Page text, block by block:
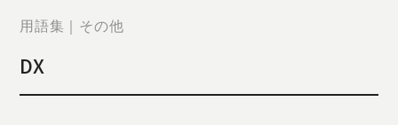
JOURNAL
CONTACT
US
用語集｜その他
DX